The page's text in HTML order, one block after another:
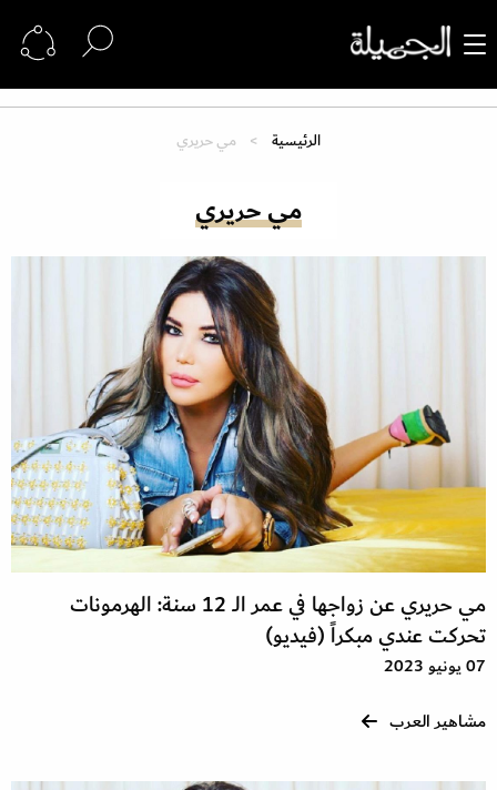
الرئيسية مي حريري
مي حريري
مي حريري عن زواجها في عمر الـ 12 سنة: الهرمونات
تحركت عندي مبكراً (فيديو)
07 يونيو 2023
مشاهير العرب